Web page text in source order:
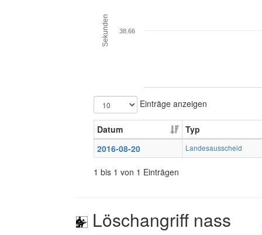
Sekunden 38.66
Einträge anzeigen
Datum
Typ
2016-08-20
Landesausscheid
1 bis 1 von 1 Einträgen
Löschangriff nass